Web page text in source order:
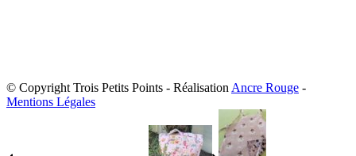
© Copyright Trois Petits Points - Réalisation Ancre Rouge -
Mentions Légales